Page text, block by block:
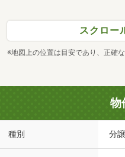
スクロー
※地図上の位置は目安であり、正確
物
種別 分譲